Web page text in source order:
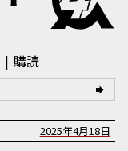
購読
2025年4月18日